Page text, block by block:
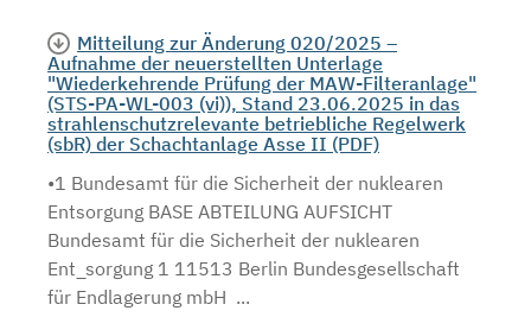
Mitteilung zur Änderung 020/2025 –
Aufnahme der neuerstellten Unterlage
"Wiederkehrende Prüfung der MAW-Filteranlage"
(STS-PA-WL-003 (vi)), Stand 23.06.2025 in das
strahlenschutzrelevante betriebliche Regelwerk
(sbR) der Schachtanlage Asse II (PDF)
•1 Bundesamt für die Sicherheit der nuklearen
Entsorgung BASE ABTEILUNG AUFSICHT
Bundesamt für die Sicherheit der nuklearen
Ent_sorgung 1 11513 Berlin Bundesgesellschaft
für Endlagerung mbH ...